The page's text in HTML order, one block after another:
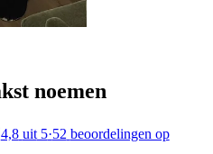
noemen
4,8 uit5·52 beoordelingen op